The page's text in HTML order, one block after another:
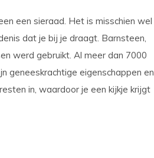
een sieraad. Het is misschien wel
dat je bij je draagt. Barnsteen,
werd gebruikt. Al meer dan 7000
geneeskrachtige eigenschappen en
in, waardoor je een kijkje krijgt